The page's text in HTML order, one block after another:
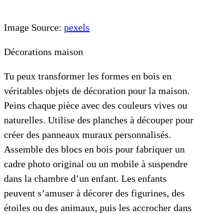
Image Source:pexels
Décorations maison
Tu peux transformer les formes en bois en
véritables objets de décoration pour la maison.
Peins chaque pièce avec des couleurs vives ou
naturelles. Utilise des planches à découper pour
créer des panneaux muraux personnalisés.
Assemble des blocs en bois pour fabriquer un
cadre photo original ou un mobile à suspendre
dans la chambre d’un enfant. Les enfants
peuvent s’amuser à décorer des figurines, des
étoiles ou des animaux, puis les accrocher dans